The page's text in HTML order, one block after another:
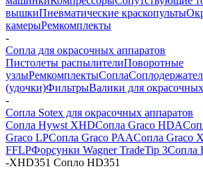
вышкиПневматические краскопульты
камерыРемкомплекты
-
Сопла для окрасочных аппаратов
Пистолеты распылителиПоворотные
узлыРемкомплектыСопла
(удочки)ФильтрыВалики для
-
Сопла Sotex для окрасочных аппаратов
Сопла Hywst XHDСопла Graco HDA
Graco LPСопла Graco PAAСопла Graco
FFLPФорсунки Wagner TradeTip 3Сопла
-XHD351 Сопло HD351